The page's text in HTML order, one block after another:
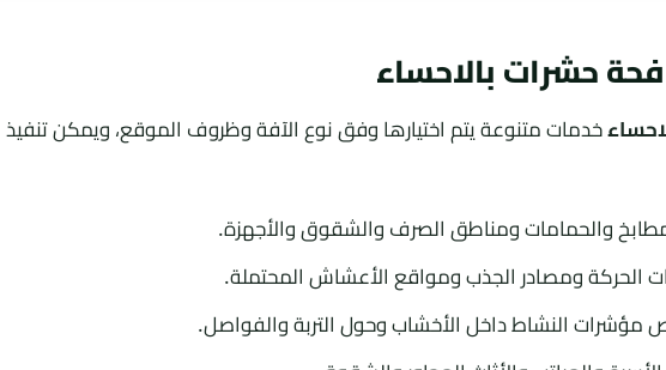
حشرات بالاحساء
خدمات متنوعة يتم اختيارها وفق نوع الآفة وظروف الموقع، ويمكن
والحمامات ومناطق الصرف والشقوق والأجهزة.
الحركة ومصادر الجذب ومواقع الأعشاش المحتملة.
النشاط داخل الأخشاب وحول التربة والفواصل.